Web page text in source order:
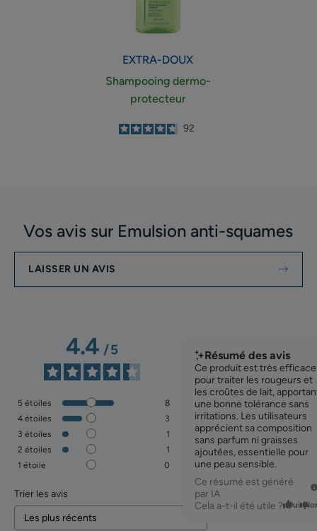
EXTRA-DOUX
Shampooing dermo-
protecteur
4.8
/
5
92
Vos avis sur Emulsion anti-squames
LAISSER UN AVIS
4.4/5
5 étoiles
8
4 étoiles
3
3 étoiles
1
2 étoiles
1
1 étoile 0
Trier les avis
Résumé des avis
Ce produit est très efficace
pour traiter les rougeurs et
les croûtes de lait,
une bonne tolérance sans
irritations. Les utilisateurs
apprécient sa composition
sans parfum ni graisses
ajoutées, essentielle pour
une peau sensible.
Ce résumé est généré
par IA
Cela a-t-il été utile ? Oui